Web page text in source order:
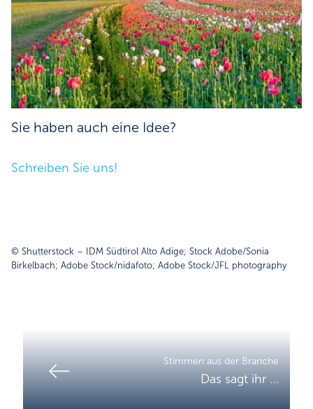
Sie haben auch eine Idee?
Schreiben Sie uns!
© Shutterstock – IDM Südtirol Alto Adige; Stock Adobe/Sonia
Birkelbach; Adobe Stock/nidafoto; Adobe Stock/JFL photography
Stimmen aus der Branche
Das sagt ihr …